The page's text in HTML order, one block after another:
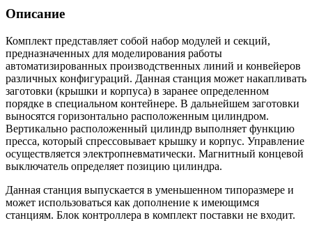
Описание
Комплект представляет собой набор модулей и секций,
предназначенных для моделирования работы
автоматизированных производственных линий и конвейеров
различных конфигураций. Данная станция может накапливать
заготовки (крышки и корпуса) в заранее определенном
порядке в специальном контейнере. В дальнейшем заготовки
выносятся горизонтально расположенным цилиндром.
Вертикально расположенный цилиндр выполняет функцию
пресса, который спрессовывает крышку и корпус. Управление
осуществляется электропневматически. Магнитный концевой
выключатель определяет позицию цилиндра.
Данная станция выпускается в уменьшенном типоразмере и
может использоваться как дополнение к имеющимся
станциям. Блок контроллера в комплект поставки не входит.